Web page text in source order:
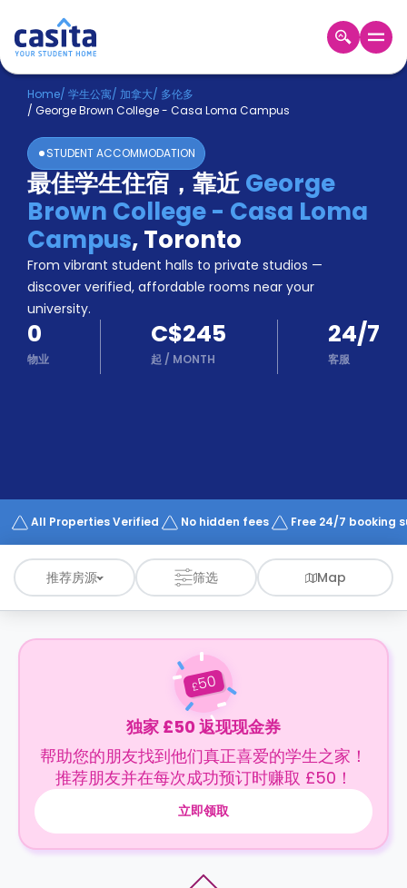
Home ZH CAD
登
入
Booking
Accommodation
About
us
Blog
Refer
And
Earn
Become
A
Partner
Help
Works
Home/ 学生公寓/ 加拿大/ 多伦多
/ George Brown College - Casa Loma Campus
STUDENT ACCOMMODATION
最佳学生住宿，靠近George
Brown College - Casa Loma
Campus,Toronto
From vibrant student halls to private studios —
discover verified, affordable rooms near your
university.
0
物业
C$245
起 / MONTH
24/7
客服
All Properties Verified No hidden fees Free 24/7 booking
推荐房源 筛选 Map
£50
独家 £50 返现现金券
帮助您的朋友找到他们真正喜爱的学生之家！
推荐朋友并在每次成功预订时赚取 £50！
立即领取